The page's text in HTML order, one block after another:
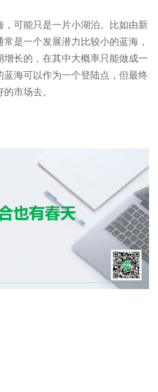
，可能只是⼀⽚小湖泊。比如由新
是一个发展潜力比较小的蓝海，
长的，在其中大概率只能做成一
海可以作为一个登陆点，但最终
市场去。